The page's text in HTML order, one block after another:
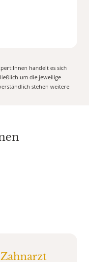
handelt es sich
um die jeweilige
stehen weitere